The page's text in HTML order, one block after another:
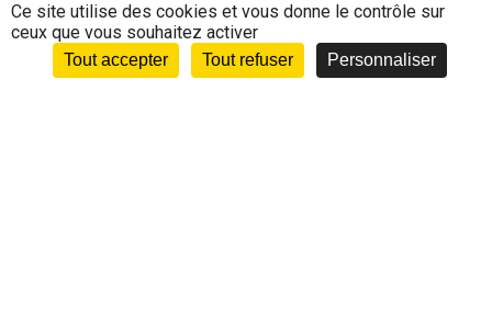
Postuler Mon Espace Espace Alternance Contact
Ce site utilise des cookies et vous donne le contrôle sur
ceux que vous souhaitez activer
Tout accepter Tout refuser Personnaliser